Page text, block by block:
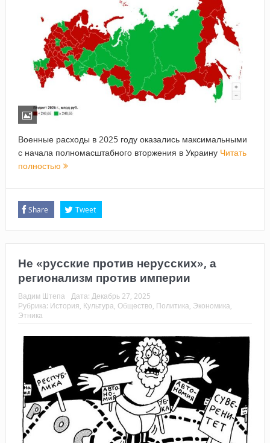
Военные расходы в 2025 году оказались максимальными
с начала полномасштабного вторжения в Украину Читать
полностью
Share Tweet
Не «русские против нерусских», а
регионализм против империи
Вадим Штепа Дата: Декабрь 27, 2025
Рубрика: История, Культура, Общество, Политика, Экономика,
Этника